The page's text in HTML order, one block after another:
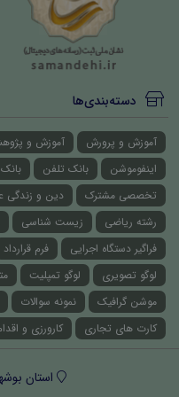
دسته‌بندی‌ها
آموزش و پرورش آموزش و
اینفوموشن
بانک تلفن
تخصصی مشترک
دین و زندگی
رشته ریاضی
زیست شناسی
فراگیر دستگاه اجرایی
فرم قرارداد
لوگو تصویری
لوگو تمپلیت
موشن گرافیک
نمونه سوالات
کارت های تجاری
کارورزی و
استان